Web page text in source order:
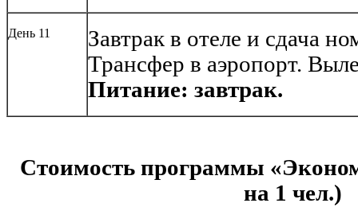
День 11
Завтрак в отеле и сдача
Трансфер в аэропорт.
Питание: завтрак.
Стоимость программы
на 1 чел.)